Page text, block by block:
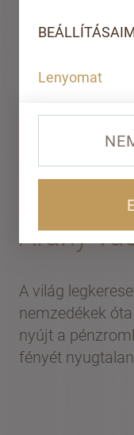
Lenyomat
ÁTLÁTHATÓ
Arany
A világ
nemzedékek
nyújt a
fényét